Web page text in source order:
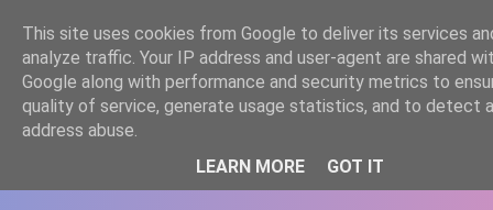
WWW.GAZISTI.RO
This site uses cookies from Google to deliver its services
analyze traffic. Your IP address and user-agent are shared
Google along with performance and security metrics to
quality of service, generate usage statistics, and to detect
address abuse.
LEARN MORE
GOT IT